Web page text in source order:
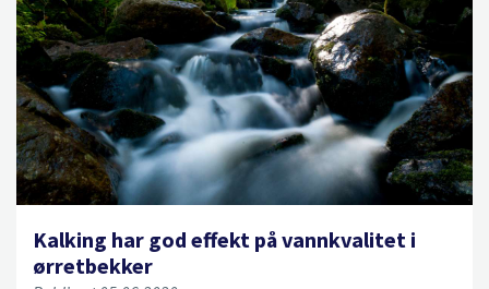
Kalking har god effekt på vannkvalitet i
ørretbekker